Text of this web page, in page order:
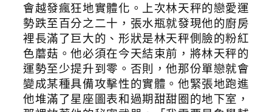
會越發瘋狂地實體化。上次林天秤的戀愛運
勢跌至百分之二十，張水瓶就發現他的廚房
裡長滿了巨大的、形狀是林天秤側臉的粉紅
色蘑菇。他必須在今天結束前，將林天秤的
運勢至少提升到零。否則，他那份單戀就會
變成某種具備攻擊性的實體。他緊張地跑進
他堆滿了星座圖表和過期甜甜圈的地下室，